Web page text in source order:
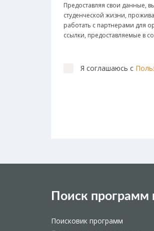
Предоставляя свои данные,
студенческой жизни,
работать с партнерами для
ссылки, предоставляемые в
Я соглашаюсь с
Поиск программ
Поисковик программ